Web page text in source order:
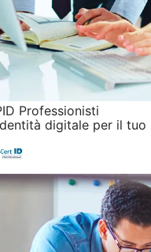
Professionisti
digitale per il tuo